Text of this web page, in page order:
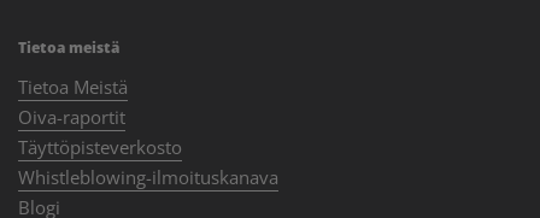
Tietoa meistä
Tietoa Meistä
Oiva-raportit
Täyttöpisteverkosto
Whistleblowing-ilmoituskanava
Blogi